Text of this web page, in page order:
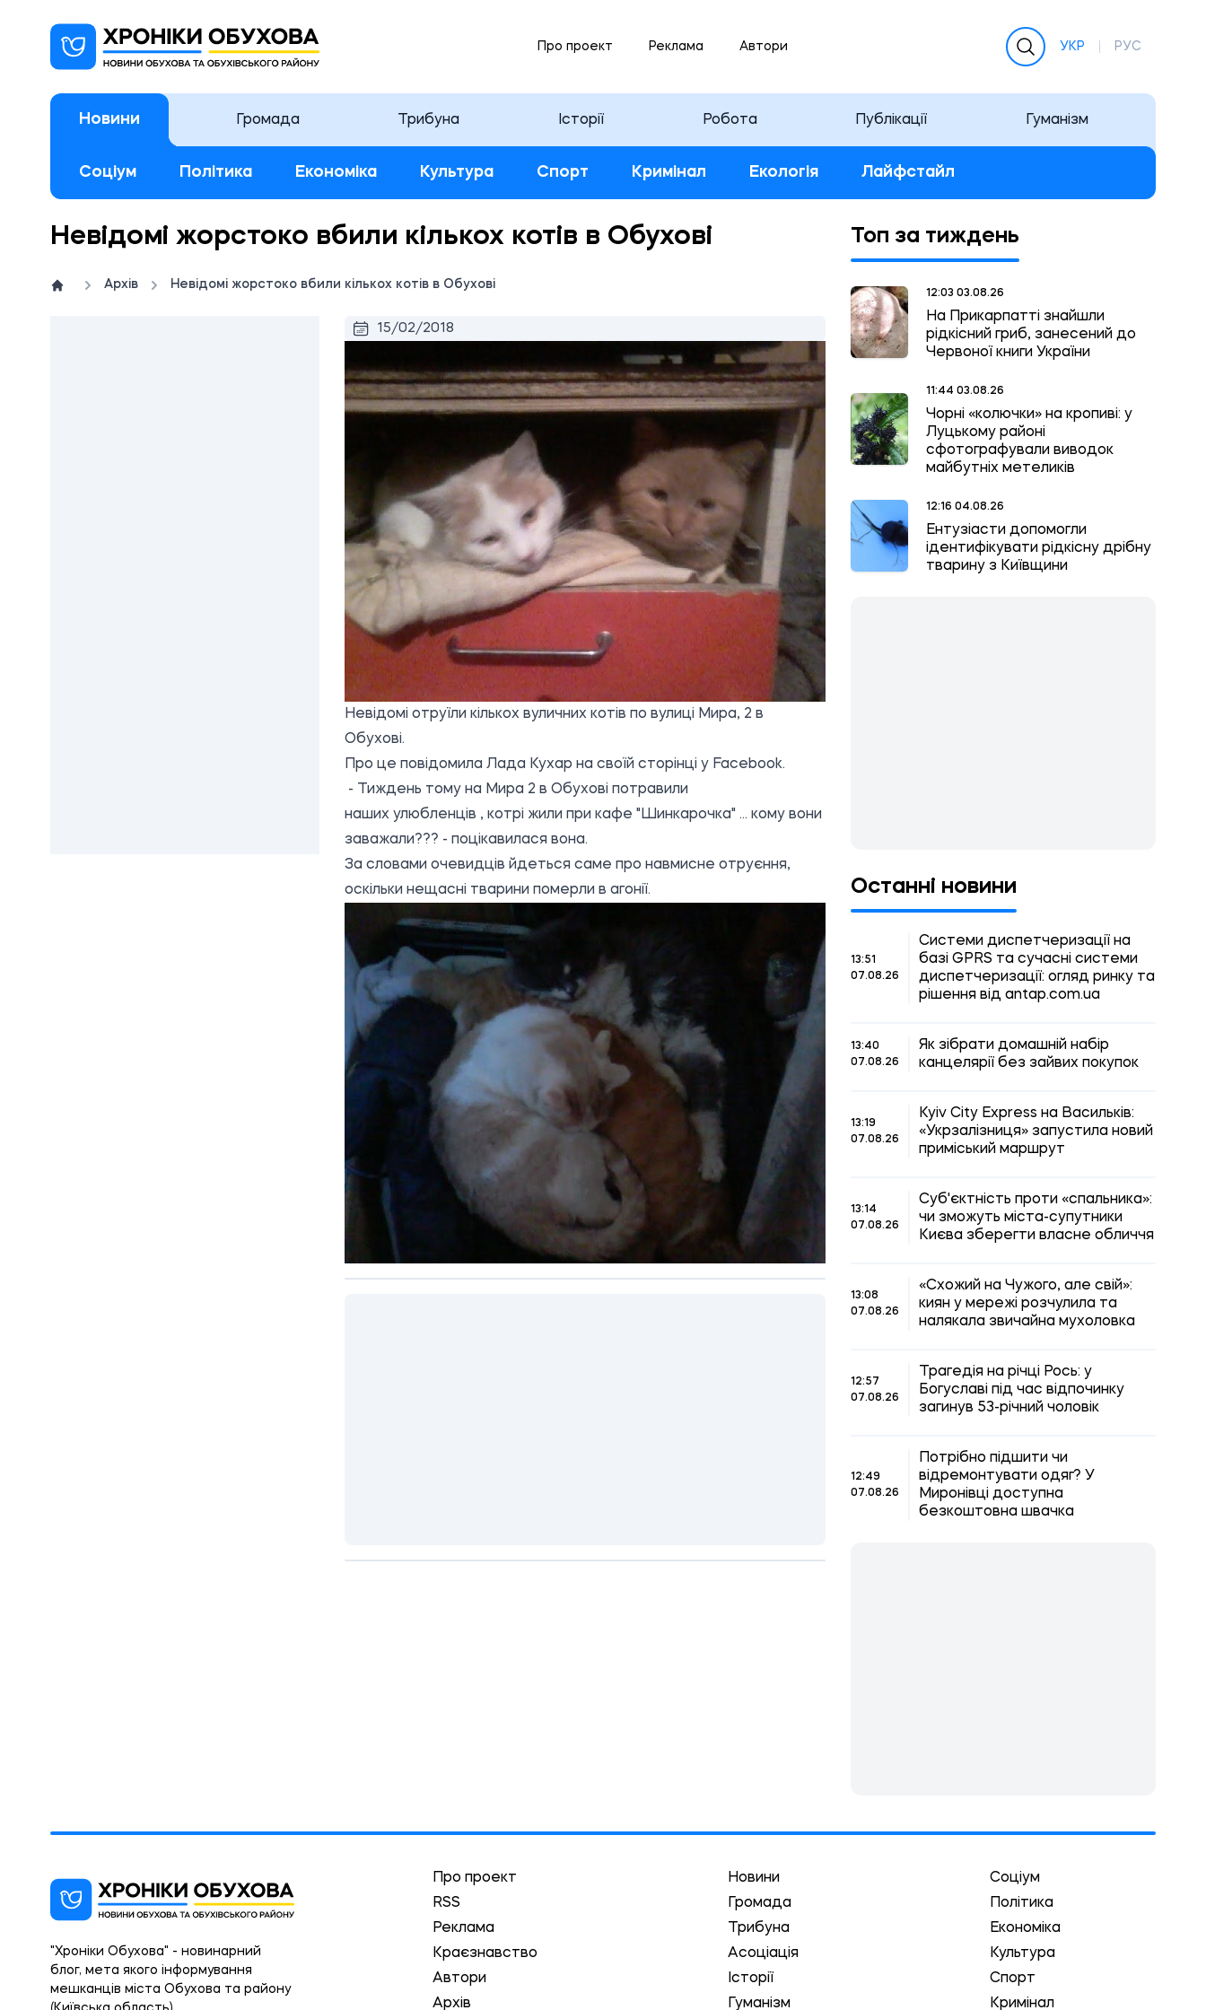
Про проект Реклама Автори УКР РУС
Новини Громада Трибуна Історії Робота Публікації Гуманізм
Соціум Політика Економіка Культура Спорт Кримінал Екологія Лайфстайл
Невідомі жорстоко вбили кількох котів в Обухові
Архів Невідомі жорстоко вбили кількох котів в Обухові
15/02/2018
Невідомі отруїли кількох вуличних котів по вулиці Мира, 2 в
Обухові.
Про це повідомила Лада Кухар на своїй сторінці у Facebook.
- Тиждень тому на Мира 2 в Обухові потравили
наших улюбленців , котрі жили при кафе "Шинкарочка" ... кому вони
заважали??? - поцікавилася вона.
За словами очевидців йдеться саме про навмисне отруєння,
оскільки нещасні тварини померли в агонії.
Топ за тиждень
12:03 03.08.26
На Прикарпатті знайшли
рідкісний гриб, занесений до
Червоної книги України
11:44 03.08.26
Чорні «колючки» на кропиві: у
Луцькому районі
сфотографували виводок
майбутніх метеликів
12:16 04.08.26
Ентузіасти допомогли
ідентифікувати рідкісну дрібну
тварину з Київщини
Останні новини
13:51
07.08.26
Системи диспетчеризації на
базі GPRS та сучасні системи
диспетчеризації: огляд ринку та
рішення від antap.com.ua
13:40
07.08.26
Як зібрати домашній набір
канцелярії без зайвих покупок
13:19
07.08.26
Kyiv City Express на Васильків:
«Укрзалізниця» запустила новий
приміський маршрут
13:14
07.08.26
Суб'єктність проти «спальника»:
чи зможуть міста-супутники
Києва зберегти власне обличчя
13:08
07.08.26
«Схожий на Чужого, але свій»:
киян у мережі розчулила та
налякала звичайна мухоловка
12:57
07.08.26
Трагедія на річці Рось: у
Богуславі під час відпочинку
загинув 53-річний чоловік
12:49
07.08.26
Потрібно підшити чи
відремонтувати одяг? У
Миронівці доступна
безкоштовна швачка
Про проект
RSS
Реклама
Краєзнавство
Автори
Архів
Новини
Громада
Трибуна
Асоціація
Історії
Гуманізм
Соціум
Політика
Економіка
Культура
Спорт
Кримінал
"Хроніки Обухова" - новинарний
блог, мета якого інформування
мешканців міста Обухова та району